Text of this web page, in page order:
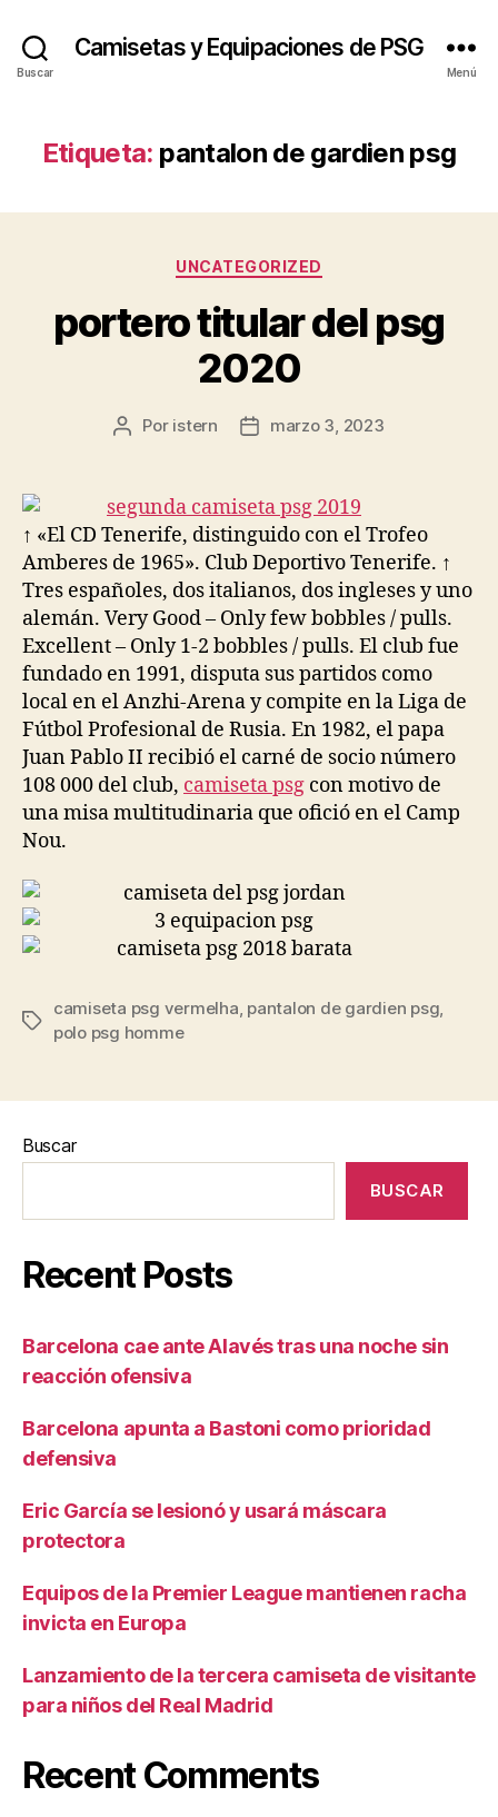
Buscar
Camisetas y Equipaciones de PSG
Menú
Etiqueta: pantalon de gardien psg
Categorías
UNCATEGORIZED
portero titular del psg
2020
Autor
entrada
Por istern
Fecha
entrada
marzo 3, 2023
↑ «El CD Tenerife, distinguido con el Trofeo
Amberes de 1965». Club Deportivo Tenerife. ↑
Tres españoles, dos italianos, dos ingleses y uno
alemán. Very Good – Only few bobbles / pulls.
Excellent – Only 1-2 bobbles / pulls. El club fue
fundado en 1991, disputa sus partidos como
local en el Anzhi-Arena y compite en la Liga de
Fútbol Profesional de Rusia. En 1982, el papa
Juan Pablo II recibió el carné de socio número
108 000 del club, camiseta psg con motivo de
una misa multitudinaria que ofició en el Camp
Nou.
Etiquetas
camiseta psg vermelha, pantalon de gardien psg,
polo psg homme
Buscar
BUSCAR
Recent Posts
Barcelona cae ante Alavés tras una noche sin
reacción ofensiva
Barcelona apunta a Bastoni como prioridad
defensiva
Eric García se lesionó y usará máscara
protectora
Equipos de la Premier League mantienen racha
invicta en Europa
Lanzamiento de la tercera camiseta de visitante
para niños del Real Madrid
Recent Comments